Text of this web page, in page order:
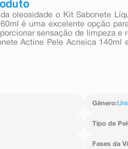
oleosidade o Kit Sabonete
é uma excelente opção
sensação de limpeza e
Actine Pele Acneica 140ml
a pele úmida em
Gênero:
Tipo de
Fases da